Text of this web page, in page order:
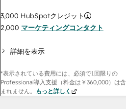
3,000 HubSpotクレジット
2,000 マーケティングコンタクト
詳細を表示
*表示されている費用には、必須で1回限りの
Professional導入支援（料金は ￥360,000）は含
まれません。
もっと詳しく